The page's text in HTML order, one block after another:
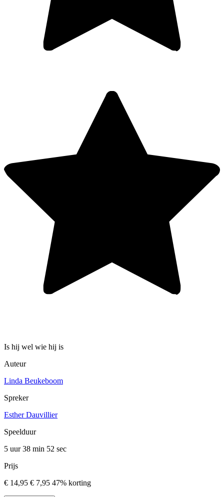
Is hij wel wie hij is
Auteur
Linda Beukeboom
Spreker
Esther Dauvillier
Speelduur
5 uur 38 min 52 sec
Prijs
€ 14,95 € 7,95 47% korting